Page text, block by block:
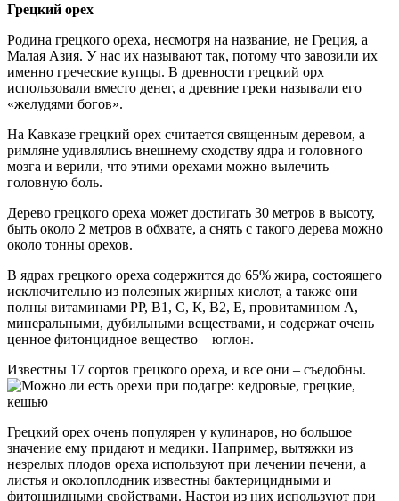
Грецкий орех
Родина грецкого ореха, несмотря на название, не Греция, а
Малая Азия. У нас их называют так, потому что завозили их
именно греческие купцы. В древности грецкий орх
использовали вместо денег, а древние греки называли его
«желудями богов».
На Кавказе грецкий орех считается священным деревом, а
римляне удивлялись внешнему сходству ядра и головного
мозга и верили, что этими орехами можно вылечить
головную боль.
Дерево грецкого ореха может достигать 30 метров в высоту,
быть около 2 метров в обхвате, а снять с такого дерева можно
около тонны орехов.
В ядрах грецкого ореха содержится до 65% жира, состоящего
исключительно из полезных жирных кислот, а также они
полны витаминами РР, В1, С, К, В2, Е, провитамином А,
минеральными, дубильными веществами, и содержат очень
ценное фитонцидное вещество – юглон.
Известны 17 сортов грецкого ореха, и все они – съедобны.
Грецкий орех очень популярен у кулинаров, но большое
значение ему придают и медики. Например, вытяжки из
незрелых плодов ореха используют при лечении печени, а
листья и околоплодник известны бактерицидными и
фитонцидными свойствами. Настои из них используют при